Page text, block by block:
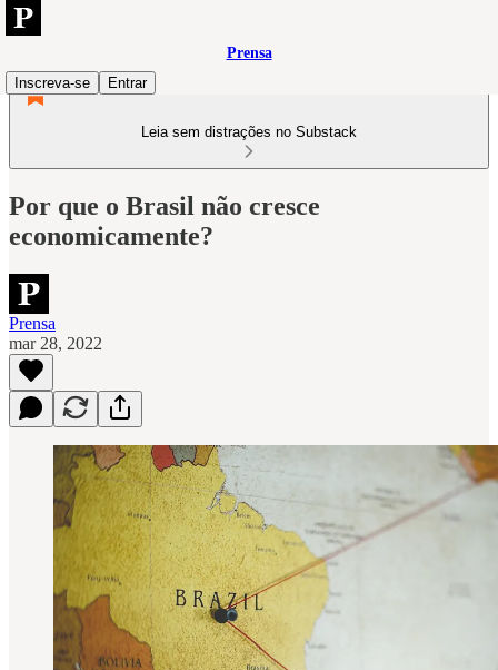
Prensa
Inscreva-se
Entrar
Leia sem distrações no Substack
Por que o Brasil não cresce
economicamente?
Prensa
mar 28, 2022